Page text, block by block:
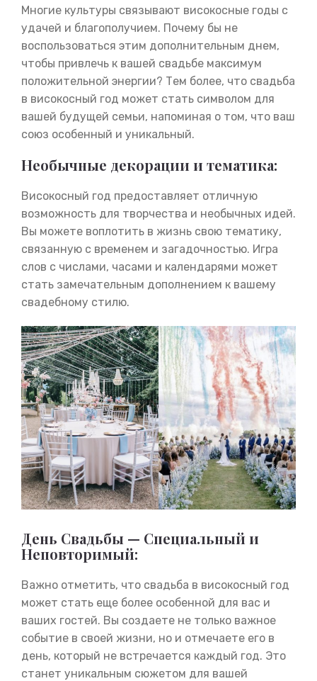
Многие культуры связывают високосные годы с
удачей и благополучием. Почему бы не
воспользоваться этим дополнительным днем,
чтобы привлечь к вашей свадьбе максимум
положительной энергии? Тем более, что свадьба
в високосный год может стать символом для
вашей будущей семьи, напоминая о том, что ваш
союз особенный и уникальный.
Необычные декорации и тематика:
Високосный год предоставляет отличную
возможность для творчества и необычных идей.
Вы можете воплотить в жизнь свою тематику,
связанную с временем и загадочностью. Игра
слов с числами, часами и календарями может
стать замечательным дополнением к вашему
свадебному стилю.
День Свадьбы — Специальный и
Неповторимый:
Важно отметить, что свадьба в високосный год
может стать еще более особенной для вас и
ваших гостей. Вы создаете не только важное
событие в своей жизни, но и отмечаете его в
день, который не встречается каждый год. Это
станет уникальным сюжетом для вашей